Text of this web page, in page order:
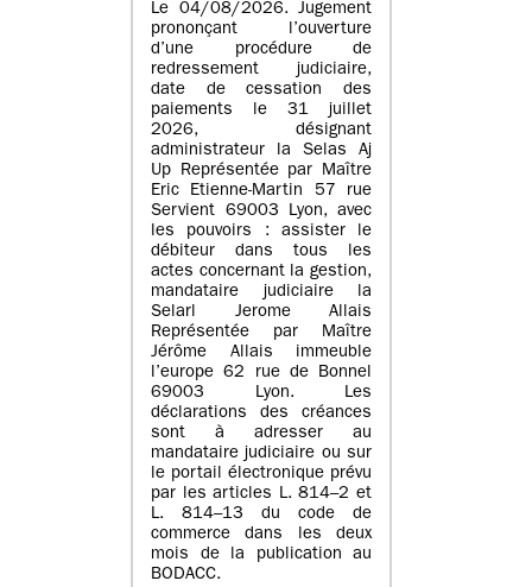
Le 04/08/2026. Jugement
prononçant l’ouverture
d’une procédure de
redressement judiciaire,
date de cessation des
paiements le 31 juillet
2026, désignant
administrateur la Selas Aj
Up Représentée par Maître
Eric Etienne-Martin 57 rue
Servient 69003 Lyon, avec
les pouvoirs : assister le
débiteur dans tous les
actes concernant la gestion,
mandataire judiciaire la
Selarl Jerome Allais
Représentée par Maître
Jérôme Allais immeuble
l’europe 62 rue de Bonnel
69003 Lyon. Les
déclarations des créances
sont à adresser au
mandataire judiciaire ou sur
le portail électronique prévu
par les articles L. 814–2 et
L. 814–13 du code de
commerce dans les deux
mois de la publication au
BODACC.